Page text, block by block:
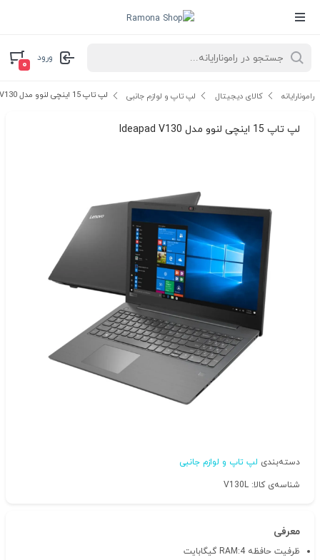
ورود
۰
رامونارایانه کالای دیجیتال لپ تاپ و لوازم جانبی لپ تاپ 15 اینچی لنوو مدل Ideapad V130
لپ تاپ 15 اینچی لنوو مدل Ideapad V130
دسته‌بندی لپ تاپ و لوازم جانبی
شناسه‌ی کالا: V130L
معرفی
ظرفیت حافظه RAM:4 گیگابایت